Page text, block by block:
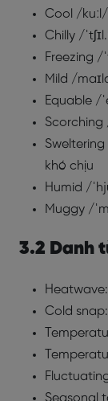
Cool /
Chilly /
Freezing /
Mild /
Equable /
Scorching
khó chịu
Humid /
Muggy /
3.2 Danh
Cold
Seasonal